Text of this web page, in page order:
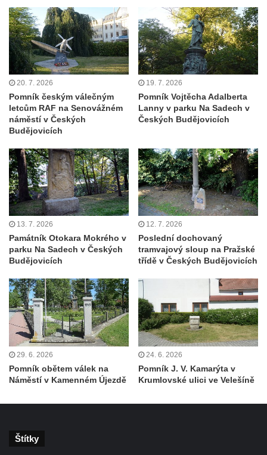
Kenotaf Oskara Ringelhana na hřbitově v
Benešově nad Ploučnicí
Kenotaf Augusta Michela na hřbitově v
Benešově nad Ploučnicí
Hrob Šumových na hřbitově v Benešově
nad Ploučnicí
Hrob Theodora Sommera na hřbitově v
Benešově nad Ploučnicí
Benešově nad Ploučnicí
Hrob Christodoulona Panayiotise na
hřbitově v Benešově nad Ploučnicí
Hrob Franze Wünsche na hřbitově v
Benešově nad Ploučnicí
Pamětní desky obětem 1. světové války v
kapli Panny Marie Bolestné v Benešově
nad Ploučnicí
Pamětní deska Samuela Fullera na zámku
v Sokolově
Kenotaf Ericha Ullmanna na hřbitově
Šumburk nad Desnou v Tanvaldu
Hrob Pavla Patušnika na hřbitově Šumburk
nad Desnou v Tanvaldu
20. 7. 2026
Pomník českým válečným
letcům RAF na Senovážném
náměstí v Českých
Budějovicích
19. 7. 2026
Pomník Vojtěcha Adalberta
Lanny v parku Na Sadech v
Českých Budějovicích
13. 7. 2026
Památník Otokara Mokrého v
parku Na Sadech v Českých
Budějovicích
12. 7. 2026
Poslední dochovaný
tramvajový sloup na Pražské
třídě v Českých Budějovicích
29. 6. 2026
Pomník obětem válek na
Náměstí v Kamenném Újezdě
24. 6. 2026
Pomník J. V. Kamarýta v
Krumlovské ulici ve Velešíně
Štítky